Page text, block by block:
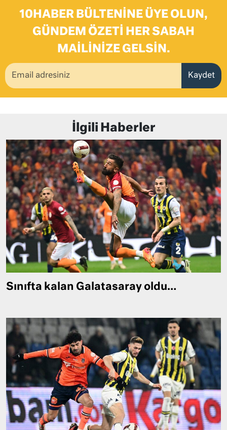
10HABER BÜLTENINE ÜYE OLUN,
GÜNDEM ÖZETI HER SABAH
MAILINIZE GELSIN.
Kaydet
İlgili Haberler
Sınıfta kalan Galatasaray oldu…